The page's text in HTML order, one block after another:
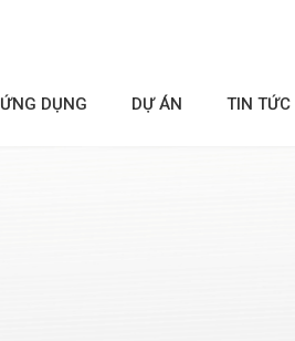
ỨNG DỤNG DỰ ÁN TIN TỨC